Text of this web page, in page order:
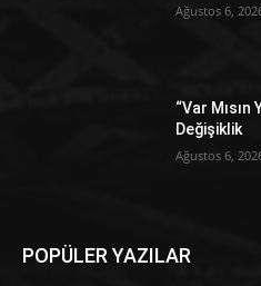
Ağustos 6,
“Var Mısın
Değişiklik
Ağustos 6,
POPÜLER YAZILAR